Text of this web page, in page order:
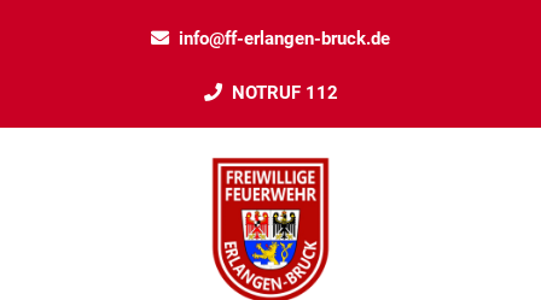
info@ff-erlangen-bruck.de
NOTRUF 112